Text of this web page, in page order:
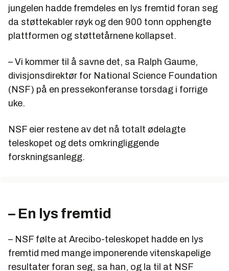
jungelen hadde fremdeles en lys fremtid foran seg
da støttekabler røyk og den 900 tonn opphengte
plattformen og støttetårnene kollapset.
– Vi kommer til å savne det, sa Ralph Gaume,
divisjonsdirektør for National Science Foundation
(NSF) på en pressekonferanse torsdag i forrige
uke.
NSF eier restene av det nå totalt ødelagte
teleskopet og dets omkringliggende
forskningsanlegg.
– En lys fremtid
– NSF følte at Arecibo-teleskopet hadde en lys
fremtid med mange imponerende vitenskapelige
resultater foran seg, sa han, og la til at NSF